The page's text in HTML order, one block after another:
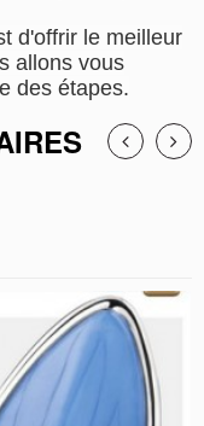
d'offrir le meilleur
allons vous
des étapes.